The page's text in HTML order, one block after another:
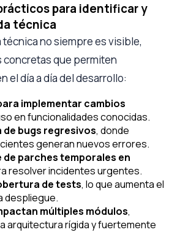
para identificar y
técnica
técnica no siempre es visible,
concretas que permiten
el día a día del desarrollo:
implementar cambios
en funcionalidades conocidas.
bugs regresivos, donde
generan nuevos errores.
parches temporales en
resolver incidentes urgentes.
de tests, lo que aumenta el
despliegue.
múltiples módulos,
arquitectura rígida y fuertemente